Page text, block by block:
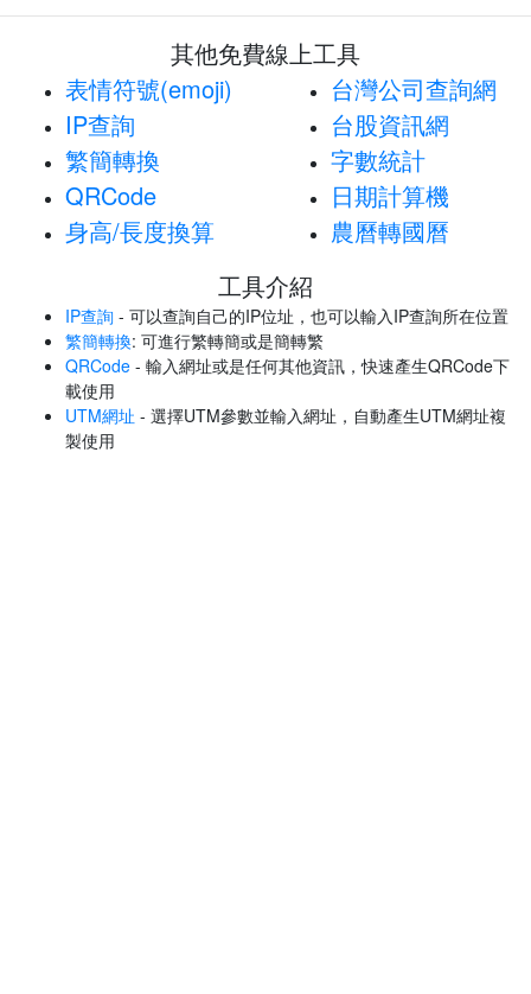
其他免費線上工具
表情符號(emoji)
IP查詢
繁簡轉換
QRCode
身高/長度換算
台灣公司查詢網
台股資訊網
字數統計
日期計算機
農曆轉國曆
工具介紹
IP查詢 - 可以查詢自己的IP位址，也可以輸入IP查詢所在位置
繁簡轉換: 可進行繁轉簡或是簡轉繁
QRCode - 輸入網址或是任何其他資訊，快速產生QRCode下
載使用
UTM網址 - 選擇UTM參數並輸入網址，自動產生UTM網址複
製使用